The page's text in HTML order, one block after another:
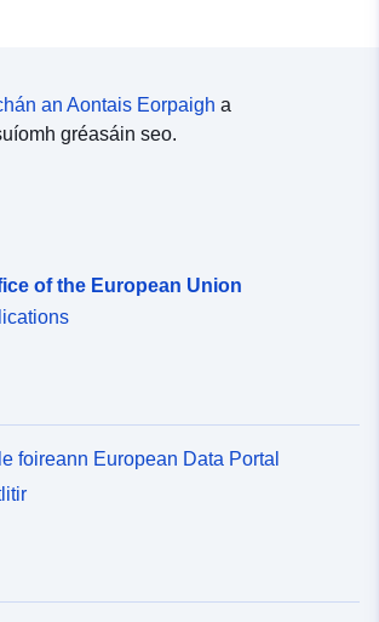
an Aontais Eorpaigh a
gréasáin seo.
of the European Union
foireann European Data Portal